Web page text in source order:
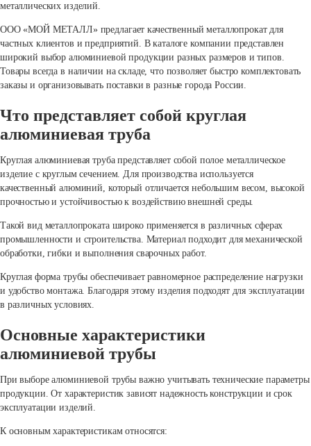
металлических изделий.
ООО «МОЙ МЕТАЛЛ» предлагает качественный металлопрокат для
частных клиентов и предприятий. В каталоге компании представлен
широкий выбор алюминиевой продукции разных размеров и типов.
Товары всегда в наличии на складе, что позволяет быстро комплектовать
заказы и организовывать поставки в разные города России.
Что представляет собой круглая
алюминиевая труба
Круглая алюминиевая труба представляет собой полое металлическое
изделие с круглым сечением. Для производства используется
качественный алюминий, который отличается небольшим весом, высокой
прочностью и устойчивостью к воздействию внешней среды.
Такой вид металлопроката широко применяется в различных сферах
промышленности и строительства. Материал подходит для механической
обработки, гибки и выполнения сварочных работ.
Круглая форма трубы обеспечивает равномерное распределение нагрузки
и удобство монтажа. Благодаря этому изделия подходят для эксплуатации
в различных условиях.
Основные характеристики
алюминиевой трубы
При выборе алюминиевой трубы важно учитывать технические параметры
продукции. От характеристик зависят надежность конструкции и срок
эксплуатации изделий.
К основным характеристикам относятся: